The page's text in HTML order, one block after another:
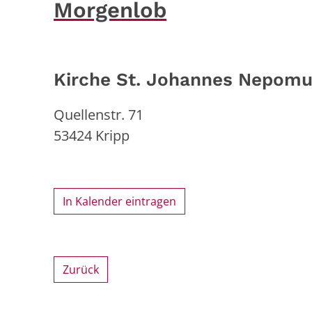
Morgenlob
Kirche St. Johannes
Quellenstr. 71
53424 Kripp
In Kalender eintragen
Zurück